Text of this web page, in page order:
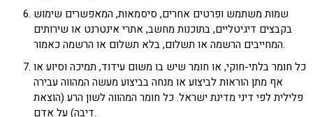
שמות משתמש ופרטים אחרים, סיסמאות, המאפשרים שימוש
בקבצים דיגיטליים, בתוכנות מחשב, אתרי אינטרנט או שירותים
המחייבים הרשמה או תשלום, בלא תשלום או הרשמה כאמור.
כל חומר בלתי-חוקי, או חומר שיש בו משום עידוד, תמיכה וסיוע או
אף מתן הוראות לביצוע או מנחה בביצוע מעשה המהווה עבירה
פלילית לפי דיני מדינת ישראל. כל חומר המהווה לשון הרע (הוצאת
דיבה) על אדם.